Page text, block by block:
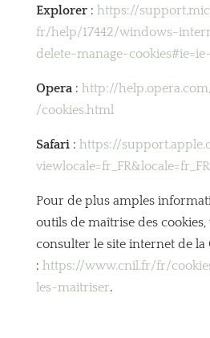
Explorer: https://
fr/help/17442/windows-
delete-manage-cookies#ie=ie-
Opera: http://
/cookies.html
Safari: https://
viewlocale=fr_FR&locale=fr_FR
Pour de plus amples
outils de maîtrise des
consulter le site internet de la
: https://www.cnil.fr/fr/
les-maitriser.